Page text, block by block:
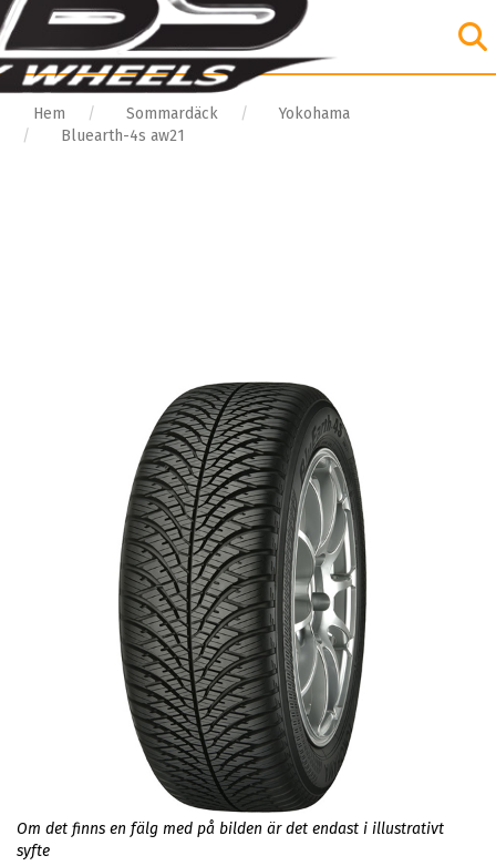
Hem Sommardäck
Yokohama
Bluearth-4s aw21
Om det finns en fälg med på bilden är det endast i illustrativt
syfte